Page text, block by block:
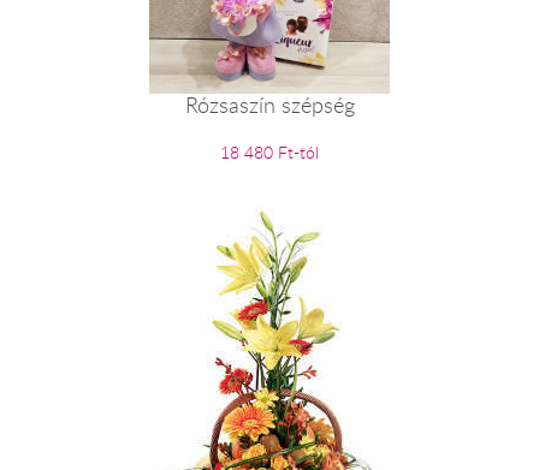
Rózsaszín szépség
18 480 Ft-tól